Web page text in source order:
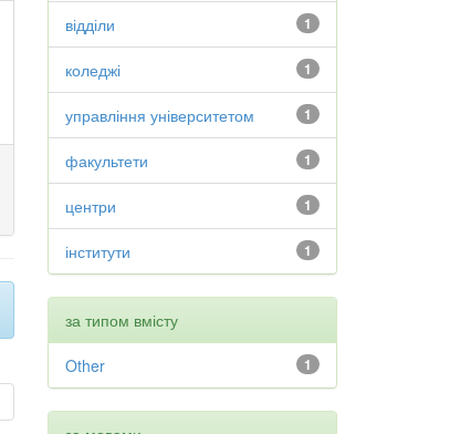
1
відділи
1
коледжі
1
управління університетом
1
факультети
1
центри
1
інститути
за типом вмісту
1
Other